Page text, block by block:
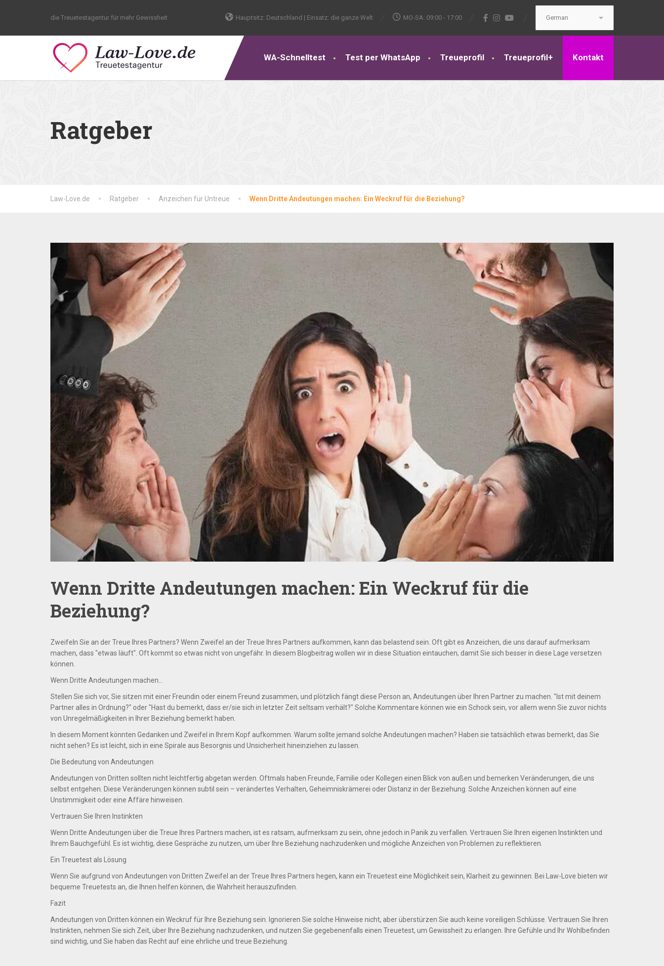
die Treuetestagentur für mehr Gewissheit Hauptsitz: Deutschland | Einsatz: die ganze Welt MO-SA: 09:00 - 17:00
WA-Schnelltest Test per WhatsApp Treueprofil Treueprofil+ Kontakt
Ratgeber
Law-Love.de Ratgeber Anzeichen für Untreue Wenn Dritte Andeutungen machen: Ein Weckruf für die Beziehung?
Wenn Dritte Andeutungen machen: Ein Weckruf für die
Beziehung?
Zweifeln Sie an der Treue Ihres Partners? Wenn Zweifel an der Treue Ihres Partners aufkommen, kann das belastend sein. Oft gibt es Anzeichen, die uns darauf aufmerksam
machen, dass "etwas läuft". Oft kommt so etwas nicht von ungefähr. In diesem Blogbeitrag wollen wir in diese Situation eintauchen, damit Sie sich besser in diese Lage versetzen
können.
Wenn Dritte Andeutungen machen...
Stellen Sie sich vor, Sie sitzen mit einer Freundin oder einem Freund zusammen, und plötzlich fängt diese Person an, Andeutungen über Ihren Partner zu machen. "Ist mit deinem
Partner alles in Ordnung?" oder "Hast du bemerkt, dass er/sie sich in letzter Zeit seltsam verhält?" Solche Kommentare können wie ein Schock sein, vor allem wenn Sie zuvor nichts
von Unregelmäßigkeiten in Ihrer Beziehung bemerkt haben.
In diesem Moment könnten Gedanken und Zweifel in Ihrem Kopf aufkommen. Warum sollte jemand solche Andeutungen machen? Haben sie tatsächlich etwas bemerkt, das Sie
nicht sehen? Es ist leicht, sich in eine Spirale aus Besorgnis und Unsicherheit hineinziehen zu lassen.
Die Bedeutung von Andeutungen
Andeutungen von Dritten sollten nicht leichtfertig abgetan werden. Oftmals haben Freunde, Familie oder Kollegen einen Blick von außen und bemerken Veränderungen, die uns
selbst entgehen. Diese Veränderungen können subtil sein – verändertes Verhalten, Geheimniskrämerei oder Distanz in der Beziehung. Solche Anzeichen können auf eine
Unstimmigkeit oder eine Affäre hinweisen.
Vertrauen Sie Ihren Instinkten
Wenn Dritte Andeutungen über die Treue Ihres Partners machen, ist es ratsam, aufmerksam zu sein, ohne jedoch in Panik zu verfallen. Vertrauen Sie Ihren eigenen Instinkten und
Ihrem Bauchgefühl. Es ist wichtig, diese Gespräche zu nutzen, um über Ihre Beziehung nachzudenken und mögliche Anzeichen von Problemen zu reflektieren.
Ein Treuetest als Lösung
Wenn Sie aufgrund von Andeutungen von Dritten Zweifel an der Treue Ihres Partners hegen, kann ein Treuetest eine Möglichkeit sein, Klarheit zu gewinnen. Bei Law-Love bieten wir
bequeme Treuetests an, die Ihnen helfen können, die Wahrheit herauszufinden.
Fazit
Andeutungen von Dritten können ein Weckruf für Ihre Beziehung sein. Ignorieren Sie solche Hinweise nicht, aber überstürzen Sie auch keine voreiligen Schlüsse. Vertrauen Sie Ihren
Instinkten, nehmen Sie sich Zeit, über Ihre Beziehung nachzudenken, und nutzen Sie gegebenenfalls einen Treuetest, um Gewissheit zu erlangen. Ihre Gefühle und Ihr Wohlbefinden
sind wichtig, und Sie haben das Recht auf eine ehrliche und treue Beziehung.